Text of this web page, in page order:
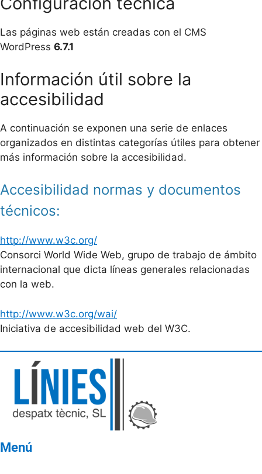
Las páginas web están creadas con el CMS
WordPress 6.7.1
Información útil sobre la
accesibilidad
A continuación se exponen una serie de enlaces
organizados en distintas categorías útiles para obtener
más información sobre la accesibilidad.
Accesibilidad normas y documentos
técnicos:
http://www.w3c.org/
Consorci World Wide Web, grupo de trabajo de ámbito
internacional que dicta líneas generales relacionadas
con la web.
http://www.w3c.org/wai/
Iniciativa de accesibilidad web del W3C.
Menú